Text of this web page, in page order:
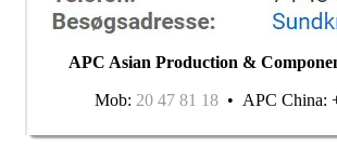
APC Asian Production &
Mob: 20 47 81 18 • APC China: